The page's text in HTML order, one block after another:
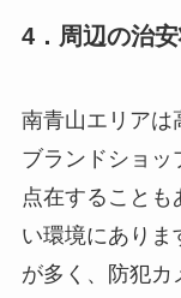
4．周辺の治
南青山エリアは
ブランドショッ
点在すること
い環境にありま
が多く、防犯カ